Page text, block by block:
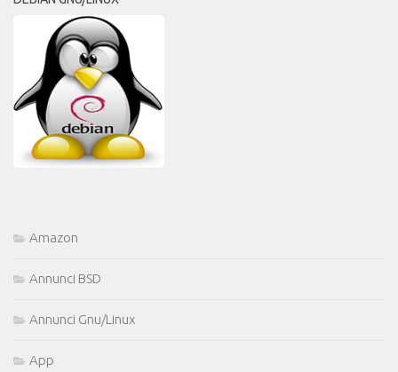
Amazon
Annunci BSD
Annunci Gnu/Linux
App